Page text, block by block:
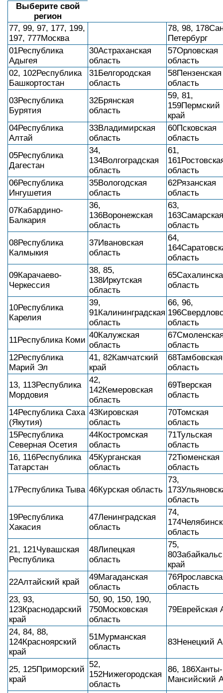
Выберите свой
регион
77, 99, 97, 177, 199,
197, 777Москва
78, 98,
Петербург
01Республика
Адыгея
30Астраханская
область
57Орловская
область
02, 102Республика
Башкортостан
31Белгородская
область
58Пензенская
область
03Республика
Бурятия
32Брянская
область
59, 81,
159Пермский
край
04Республика
Алтай
33Владимирская
область
60Псковская
область
05Республика
Дагестан
34,
134Волгоградская
область
61,
область
06Республика
Ингушетия
35Вологодская
область
62Рязанская
область
07Кабардино-
Балкария
36,
136Воронежская
область
63,
163Самарская
область
08Республика
Калмыкия
37Ивановская
область
64,
область
09Карачаево-
Черкессия
38, 85,
138Иркутская
область
область
10Республика
Карелия
39,
91Калининградская
область
66, 96,
область
11Республика Коми
40Калужская
область
область
12Республика
Марий Эл
41, 82Камчатский
край
68Тамбовская
область
13, 113Республика
Мордовия
42,
142Кемеровская
область
69Тверская
область
14Республика Саха
(Якутия)
43Кировская
область
70Томская
область
15Республика
Северная Осетия
44Костромская
область
71Тульская
область
16, 116Республика
Татарстан
45Курганская
область
72Тюменская
область
17Республика Тыва 46Курская область
73,
область
19Республика
Хакасия
47Ленинградская
область
74,
область
21, 121Чувашская
Республика
48Липецкая
область
75,
край
22Алтайский край
49Магаданская
область
область
23, 93,
123Краснодарский
край
50, 90, 150, 190,
750Московская
область
79Еврейская
24, 84, 88,
124Красноярский
край
51Мурманская
область
83Ненецкий
25, 125Приморский
край
52,
152Нижегородская
область
86, 186Ханты-
Мансийский